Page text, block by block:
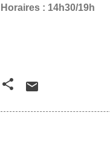
Horaires : 14h30/19h